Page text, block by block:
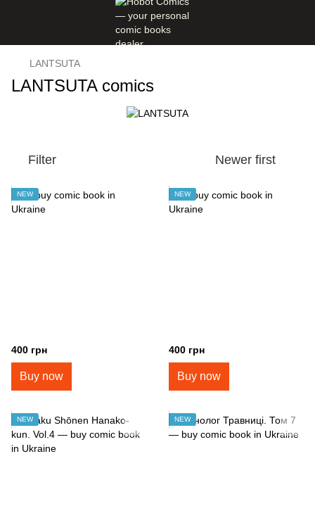
LANTSUTA
LANTSUTA comics
Filter Newer first
NEW
400 грн
Buy now
NEW
400 грн
Buy now
NEW NEW